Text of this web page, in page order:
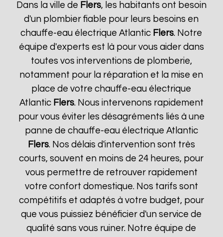
Dans la ville de Flers, les habitants ont besoin
d'un plombier fiable pour leurs besoins en
chauffe-eau électrique Atlantic Flers. Notre
équipe d'experts est là pour vous aider dans
toutes vos interventions de plomberie,
notamment pour la réparation et la mise en
place de votre chauffe-eau électrique
Atlantic Flers. Nous intervenons rapidement
pour vous éviter les désagréments liés à une
panne de chauffe-eau électrique Atlantic
Flers. Nos délais d'intervention sont très
courts, souvent en moins de 24 heures, pour
vous permettre de retrouver rapidement
votre confort domestique. Nos tarifs sont
compétitifs et adaptés à votre budget, pour
que vous puissiez bénéficier d'un service de
qualité sans vous ruiner. Notre équipe de